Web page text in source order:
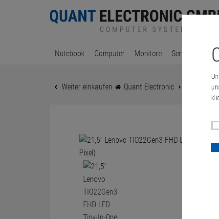
Notebook Computer Monitore Server &
Weiter einkaufen Quant Electronic Monitore